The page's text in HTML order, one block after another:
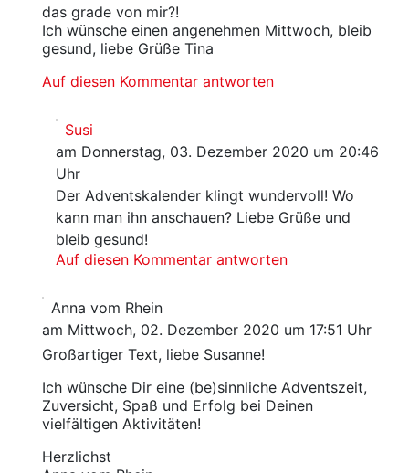
das grade von mir?!
Ich wünsche einen angenehmen Mittwoch, bleib
gesund, liebe Grüße Tina
Auf diesen Kommentar antworten
Susi
am Donnerstag, 03. Dezember 2020 um 20:46
Uhr
Der Adventskalender klingt wundervoll! Wo
kann man ihn anschauen? Liebe Grüße und
bleib gesund!
Auf diesen Kommentar antworten
Anna vom Rhein
am Mittwoch, 02. Dezember 2020 um 17:51 Uhr
Großartiger Text, liebe Susanne!
Ich wünsche Dir eine (be)sinnliche Adventszeit,
Zuversicht, Spaß und Erfolg bei Deinen
vielfältigen Aktivitäten!
Herzlichst